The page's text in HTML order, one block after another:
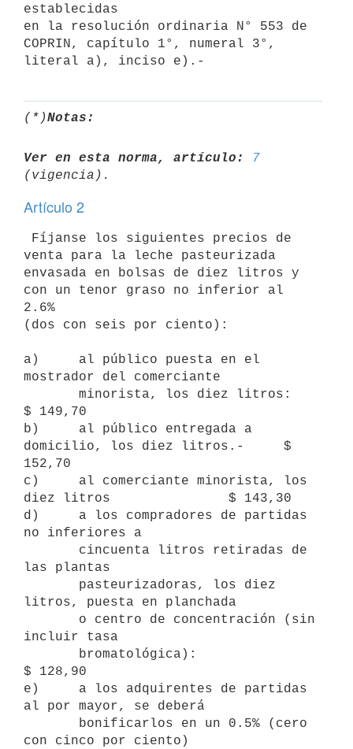
establecidas
en la resolución ordinaria N° 553 de
COPRIN, capítulo 1°, numeral 3°,
(*)Notas:
Ver en esta norma, artículo:
7
Artículo 2
venta para la leche pasteurizada
envasada en bolsas de diez litros y
con un tenor graso no inferior al
2.6%
(dos con seis por ciento):
a)     al público puesta en el
mostrador del comerciante
$ 149,70
b)     al público entregada a
domicilio, los diez litros.-     $
152,70
c)     al comerciante minorista, los
diez litros               $ 143,30
d)     a los compradores de partidas
no inferiores a
las plantas
litros, puesta en planchada
incluir tasa
$ 128,90
e)     a los adquirentes de partidas
al por mayor, se deberá
con cinco por ciento)